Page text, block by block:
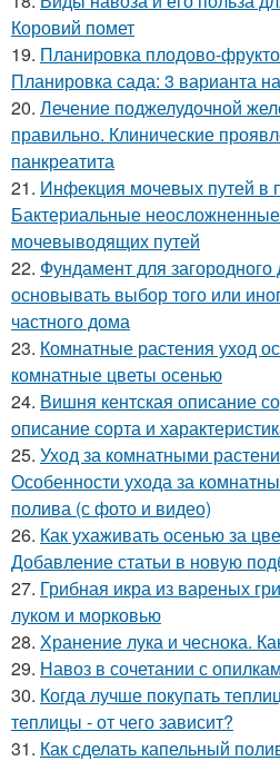
Коровий помет
19. Планировка плодово-
Планировка сада: 3 варианта
20. Лечение поджелудочной
правильно. Клинические
панкреатита
21. Инфекция мочевых путей в
Бактериальные
мочевыводящих путей
22. Фундамент для
основывать выбор того или
частного дома
23. Комнатные растения уход
комнатные цветы осенью
24. Вишня кентская описание
описание сорта и
25. Уход за комнатными
Особенности ухода за
полива (с фото и видео)
26. Как ухаживать осенью за
Добавление статьи в новую
27. Грибная икра из вареных
луком и морковью
28. Хранение лука и чеснока.
29. Навоз в сочетании с
30. Когда лучше покупать
теплицы - от чего зависит?
31. Как сделать капельный